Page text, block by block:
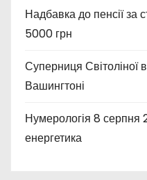
Надбавка до пенсії за
5000 грн
Суперниця Світоліної
Вашингтоні
Нумерологія 8 серпня
енергетика